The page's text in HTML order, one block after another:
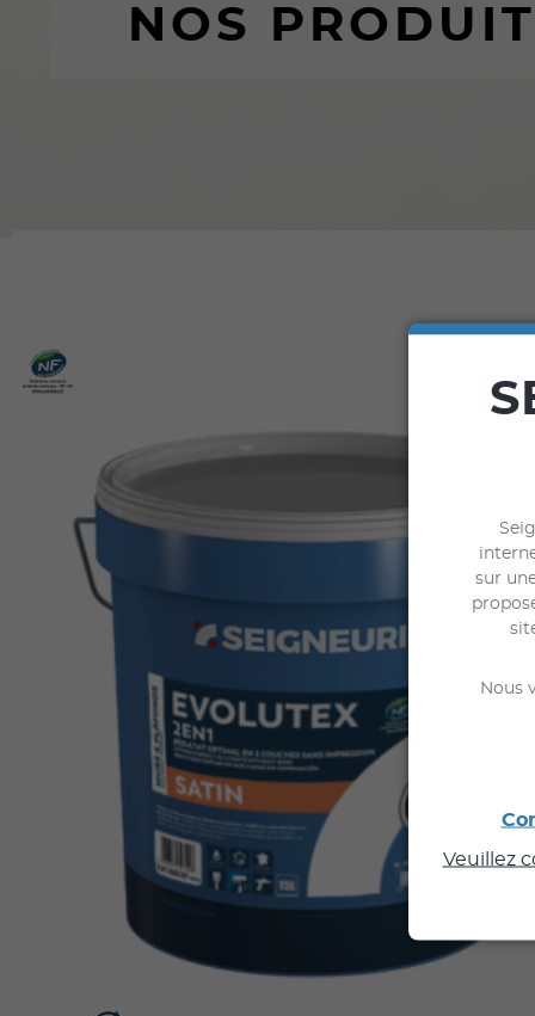
NOS
sur
Nous
Veuillez